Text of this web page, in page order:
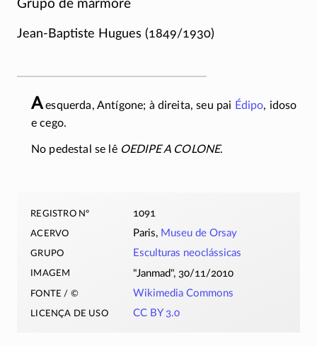
Grupo de mármore
Jean-Baptiste Hugues (1849/1930)
Aesquerda, Antígone; à direita, seu pai Édipo, idoso
e cego.
No pedestal se lê OEDIPE A COLONE.
registro nº 1091
acervo Paris, Museu de Orsay
grupo Esculturas neoclássicas
imagem Janmad , 30/11/2010
fonte / © Wikimedia Commons
licença de uso CC BY 3.0